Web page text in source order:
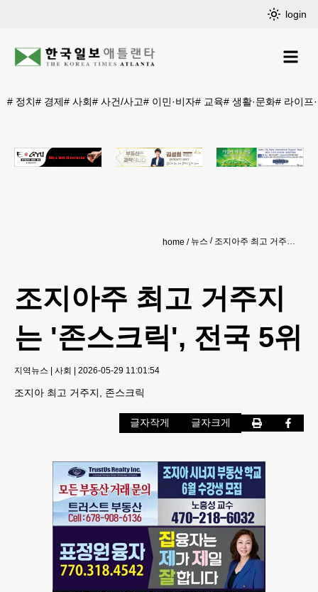
login
# 정치# 경제# 사회# 사건/사고# 이민·비자# 교육# 생활·문화# 라이프
home 뉴스 조지아주 최고 거주지는 '존스크릭', 전국 5위
조지아주 최고 거주지
는 '존스크릭', 전국 5위
지역뉴스 | 사회 | 2026-05-29 11:01:54
조지아 최고 거주지, 존스크릭
글자작게 글자크게